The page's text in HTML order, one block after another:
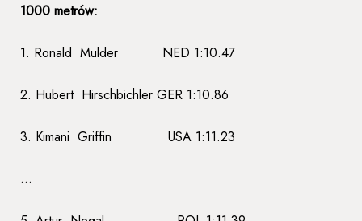
1000 metrów:
1. Ronald Mulder NED 1:10.47
2. Hubert Hirschbichler GER 1:10.86
3. Kimani Griffin USA 1:11.23
…